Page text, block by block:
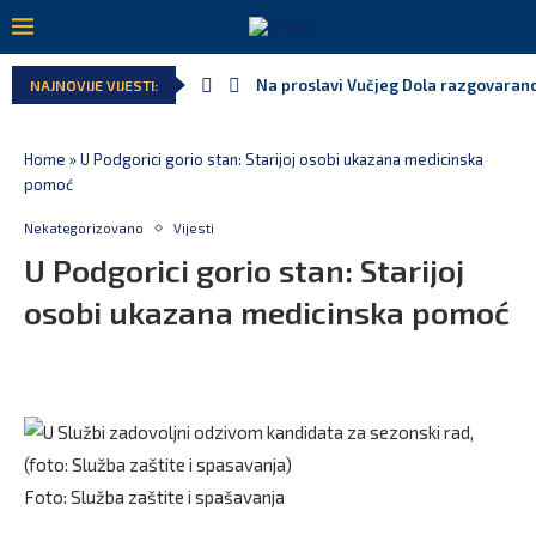
NAJNOVIJE VIJESTI: Na proslavi Vučjeg Dola
Home »U Podgorici gorio stan: Starijoj osobi ukazana medicinska
pomoć
Nekategorizovano Vijesti
U Podgorici gorio stan: Starijoj
osobi ukazana medicinska pomoć
Foto: Služba zaštite i spašavanja